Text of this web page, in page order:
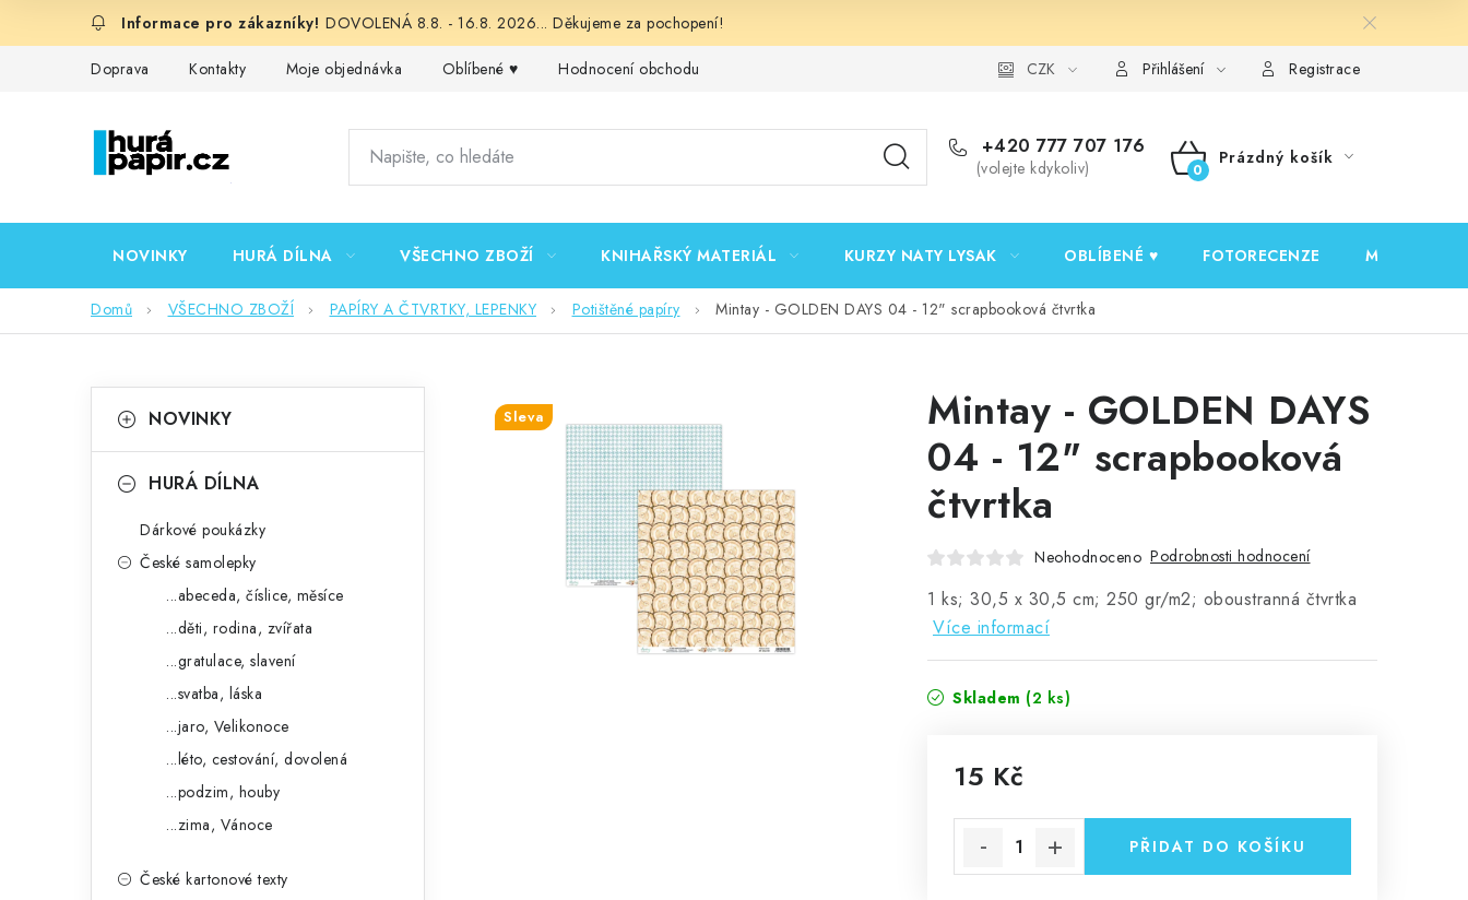
DOVOLENÁ 8.8. - 16.8. 2026... Děkujeme za pochopení!
Doprava Kontakty Moje objednávka Oblíbené ♥️ Hodnocení obchodu Podmínky ochrany osobních údajů Ověřování recenzí
CZK Přihlášení Registrace
+420 777 707 176
(volejte kdykoliv)
NÁKUPNÍ
Prázdný košík
NOVINKY HURÁ DÍLNA VŠECHNO ZBOŽÍ KNIHAŘSKÝ MATERIÁL KURZY NATY LYSAK OBLÍBENÉ ♥️ FOTORECENZE MOJE
Domů VŠECHNO ZBOŽÍ PAPÍRY A ČTVRTKY, LEPENKY Potištěné papíry Mintay - GOLDEN DAYS 04 - 12" scrapbooková čtvrtka
okategorie
a
NOVINKY
HURÁ DÍLNA
Dárkové poukázky
České samolepky
...abeceda, číslice, měsíce
...děti, rodina, zvířata
...gratulace, slavení
...svatba, láska
...jaro, Velikonoce
...léto, cestování, dovolená
...podzim, houby
...zima, Vánoce
České kartonové texty
Mintay - GOLDEN DAYS
04 - 12" scrapbooková
čtvrtka
Neohodnoceno Podrobnosti hodnocení
1 ks; 30,5 x 30,5 cm; 250 gr/m2; oboustranná čtvrtka
Více informací
Skladem (2 ks)
15 Kč
PŘIDAT DO KOŠÍKU
Sleva